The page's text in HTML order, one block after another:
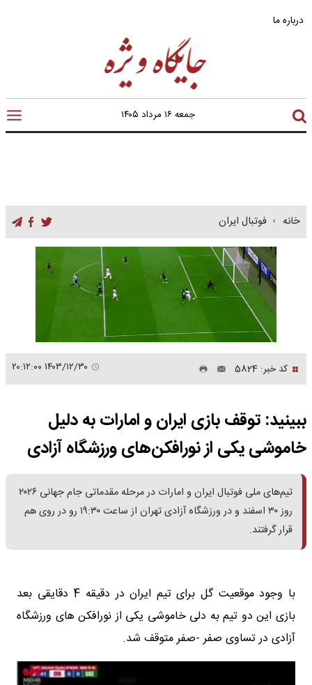
درباره ما
جمعه ۱۶ مرداد ۱۴۰۵
خانه فوتبال ایران
کد خبر: 5824
ببینید: توقف بازی ایران و امارات به دلیل
خاموشی یکی از نورافکن‌های ورزشگاه آزادی
تیم‌های ملی فوتبال ایران و امارات در مرحله مقدماتی جام جهانی ۲۰۲۶
روز ۳۰ اسفند و در ورزشگاه آزادی تهران از ساعت ۱۹:۳۰ رو در روی هم
قرار گرفتند.
با وجود موقعیت گل برای تیم ایران در دقیقه 4 دقایقی بعد
بازی این دو تیم به دلی خاموشی یکی از نورافکن های ورزشگاه
آزادی در تساوی صفر -صفر متوقف شد.